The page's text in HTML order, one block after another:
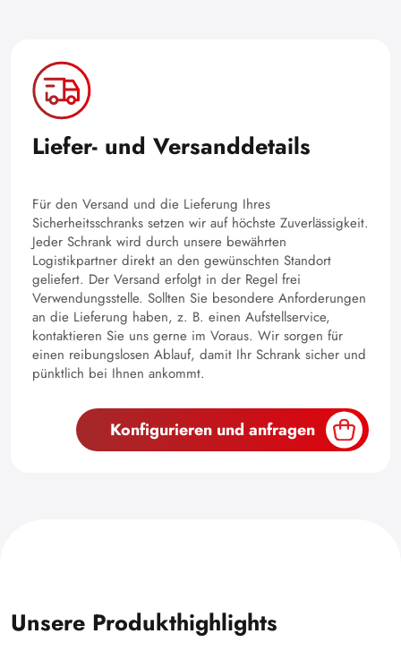
Liefer- und Versanddetails
Für den Versand und die Lieferung Ihres
Sicherheitsschranks setzen wir auf höchste Zuverlässigkeit.
Jeder Schrank wird durch unsere bewährten
Logistikpartner direkt an den gewünschten Standort
geliefert. Der Versand erfolgt in der Regel frei
Verwendungsstelle. Sollten Sie besondere Anforderungen
an die Lieferung haben, z. B. einen Aufstellservice,
kontaktieren Sie uns gerne im Voraus. Wir sorgen für
einen reibungslosen Ablauf, damit Ihr Schrank sicher und
pünktlich bei Ihnen ankommt.
Konfigurieren und anfragen
Unsere Produkthighlights